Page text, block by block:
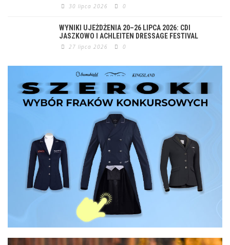
30 lipca 2026 0
WYNIKI UJEŻDŻENIA 20–26 LIPCA 2026: CDI
JASZKOWO I ACHLEITEN DRESSAGE FESTIVAL
27 lipca 2026 0